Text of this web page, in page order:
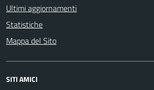
Ultimi aggiornamenti
Statistiche
Mappa del Sito
SITI AMICI